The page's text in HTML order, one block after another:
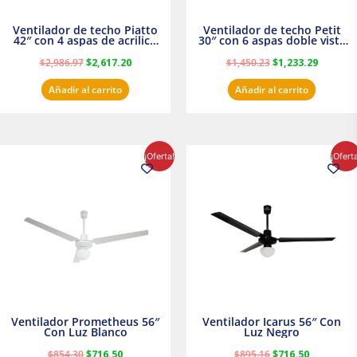
Ventilador de techo Piatto
42″ con 4 aspas de acrilico
transparente
$2,986.97 $2,617.20
Añadir al carrito
Ventilador de techo Petit
30″ con 6 aspas doble vista
Satinado Masterfan
$1,450.23 $1,233.29
Añadir al carrito
¡Oferta!
Ventilador Prometheus 56″
Con Luz Blanco
precio
actual
Ventilador Icarus 56″ Con
Luz Negro
precio
actual